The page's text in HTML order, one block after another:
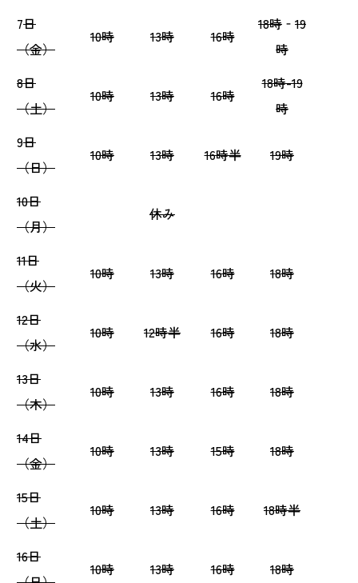
7日
（金）
10時 13時 16時
18時 ‐ 19
時
8日
（土）
10時 13時 16時
18時-19
時
9日
（日）
10時 13時 16時半 19時
10日
（月）
休み
11日
（火）
10時 13時 16時 18時
12日
（水）
10時 12時半 16時 18時
13日
（木）
10時 13時 16時 18時
14日
（金）
10時 13時 15時 18時
15日
（土）
10時 13時 16時 18時半
16日
10時 13時 16時 18時